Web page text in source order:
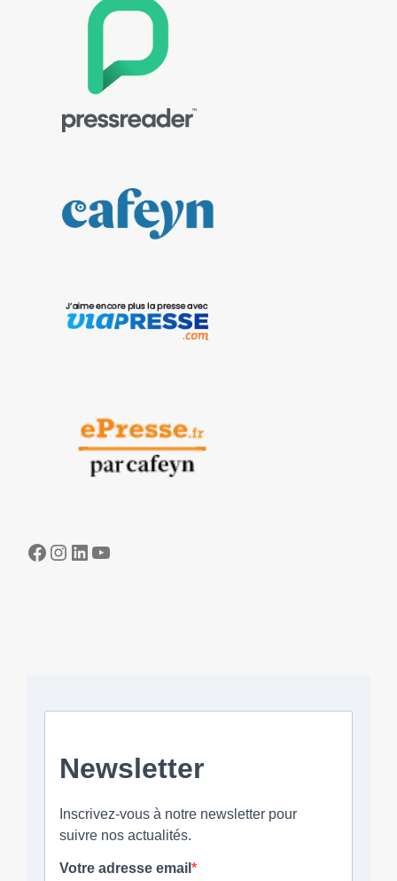
Facebook
Instagram
LinkedIn
YouTube